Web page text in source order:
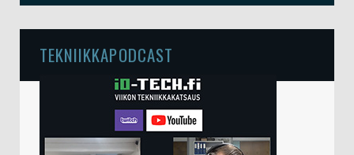
TEKNIIKKAPODCAST